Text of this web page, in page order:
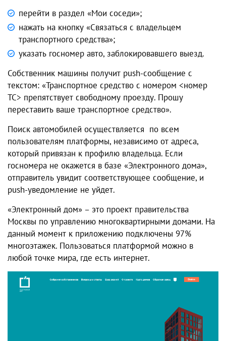
перейти в раздел «Мои соседи»;
нажать на кнопку «Связаться с владельцем
транспортного средства»;
указать госномер авто, заблокировавшего выезд.
Собственник машины получит push-сообщение с
текстом: «Транспортное средство с номером <номер
ТС> препятствует свободному проезду. Прошу
переставить ваше транспортное средство».
Поиск автомобилей осуществляется по всем
пользователям платформы, независимо от адреса,
который привязан к профилю владельца. Если
госномера не окажется в базе «Электронного дома»,
отправитель увидит соответствующее сообщение, и
push-уведомление не уйдет.
«Электронный дом» – это проект правительства
Москвы по управлению многоквартирными домами. На
данный момент к приложению подключены 97%
многоэтажек. Пользоваться платформой можно в
любой точке мира, где есть интернет.